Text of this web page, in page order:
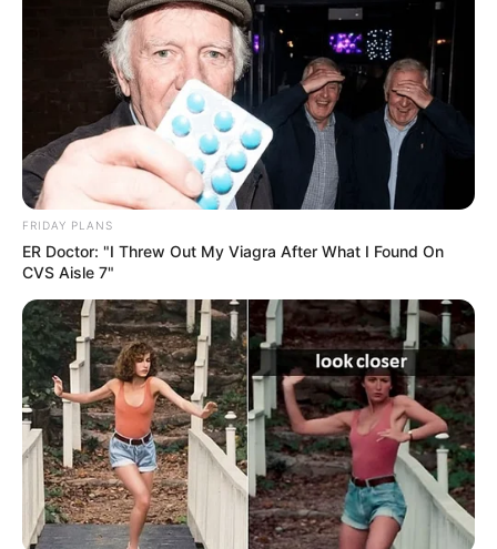
FRIDAY PLANS
ER Doctor: "I Threw Out My Viagra After What I Found On
CVS Aisle 7"